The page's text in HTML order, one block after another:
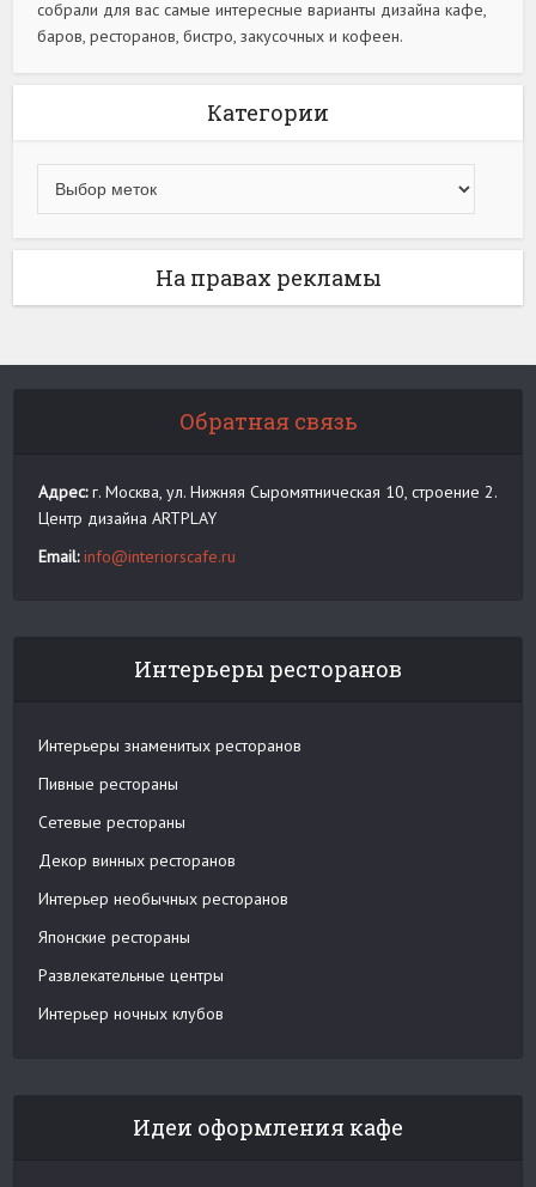
собрали для вас самые интересные варианты дизайна кафе,
баров, ресторанов, бистро, закусочных и кофеен.
Категории
На правах рекламы
Обратная связь
Адрес:г. Москва, ул. Нижняя Сыромятническая 10, строение 2.
Центр дизайна ARTPLAY
Email: info@interiorscafe.ru
Интерьеры ресторанов
Интерьеры знаменитых ресторанов
Пивные рестораны
Сетевые рестораны
Декор винных ресторанов
Интерьер необычных ресторанов
Японские рестораны
Развлекательные центры
Интерьер ночных клубов
Идеи оформления кафе